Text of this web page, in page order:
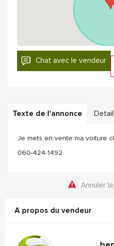
Chat avec le vendeur
Texte de l'annonce
Je mets en vente ma voiture
060-424-1492
Annuler
A propos du vendeur